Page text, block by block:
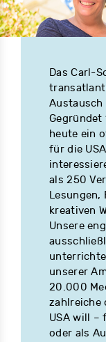
Das Carl-
Austausch
Gegründet
heute ein
für die
als 250
Lesungen,
kreativen
Unsere
unserer
20.000
zahlreiche
USA will –
oder als